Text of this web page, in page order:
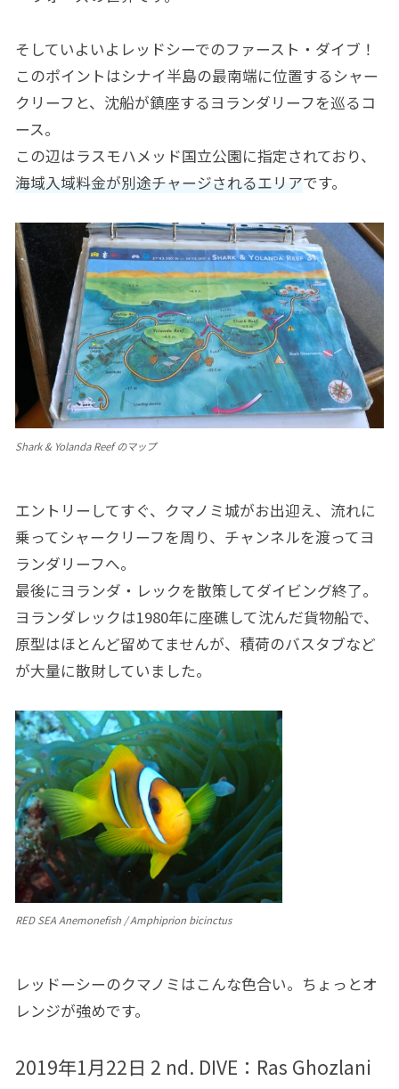
そしていよいよレッドシーでのファースト・ダイブ！
このポイントはシナイ半島の最南端に位置するシャー
クリーフと、沈船が鎮座するヨランダリーフを巡るコ
ース。
この辺はラスモハメッド国立公園に指定されており、
海域入域料金が別途チャージされるエリアです。
Shark & Yolanda Reef のマップ
エントリーしてすぐ、クマノミ城がお出迎え、流れに
乗ってシャークリーフを周り、チャンネルを渡ってヨ
ランダリーフへ。
最後にヨランダ・レックを散策してダイビング終了。
ヨランダレックは1980年に座礁して沈んだ貨物船で、
原型はほとんど留めてませんが、積荷のバスタブなど
が大量に散財していました。
RED SEA Anemonefish / Amphiprion bicinctus
レッドーシーのクマノミはこんな色合い。ちょっとオ
レンジが強めです。
2019年1月22日 2 nd. DIVE： Ras Ghozlani